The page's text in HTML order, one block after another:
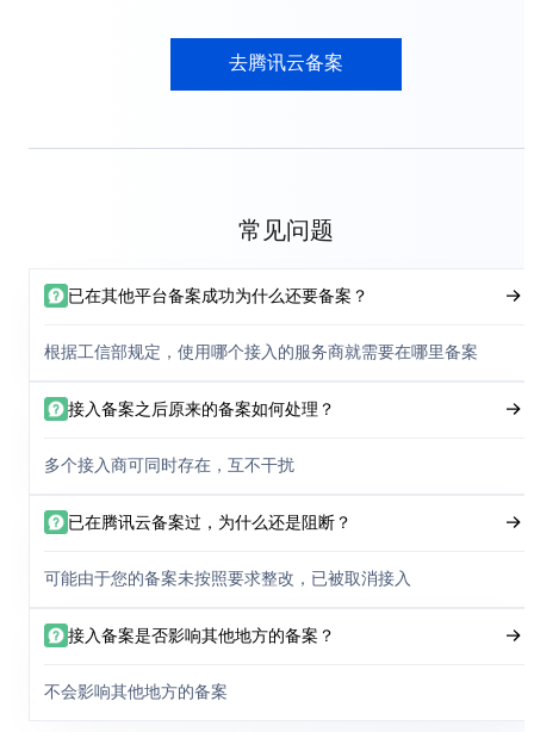
去腾讯云备案
常见问题
已在其他平台备案成功为什么还要备案？
根据工信部规定，使用哪个接入的服务商就需要在哪里备案
接入备案之后原来的备案如何处理？
多个接入商可同时存在，互不干扰
已在腾讯云备案过，为什么还是阻断？
可能由于您的备案未按照要求整改，已被取消接入
接入备案是否影响其他地方的备案？
不会影响其他地方的备案